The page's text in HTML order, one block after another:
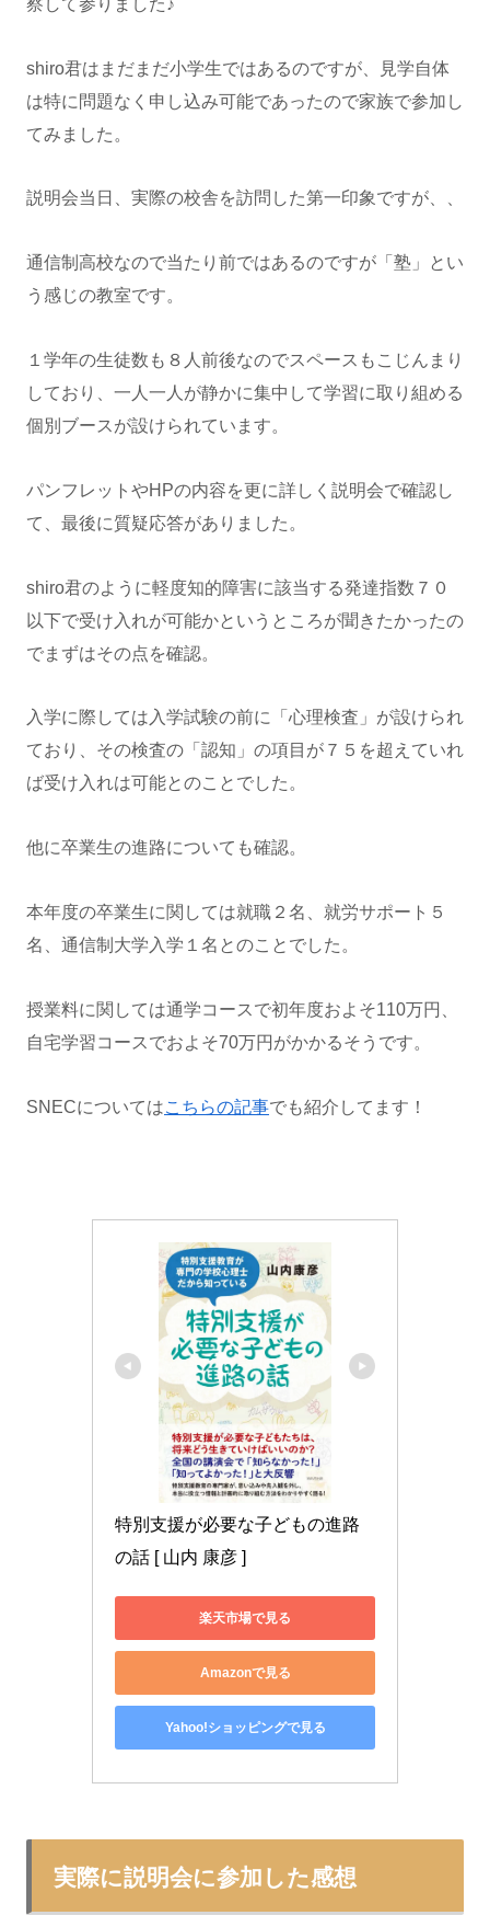
shiro君はまだまだ小学生ではあるのですが、見学自体
は特に問題なく申し込み可能であったので家族で参加し
てみました。
説明会当日、実際の校舎を訪問した第一印象ですが、、
通信制高校なので当たり前ではあるのですが「塾」とい
う感じの教室です。
１学年の生徒数も８人前後なのでスペースもこじんまり
しており、一人一人が静かに集中して学習に取り組める
個別ブースが設けられています。
パンフレットやHPの内容を更に詳しく説明会で確認し
て、最後に質疑応答がありました。
shiro君のように軽度知的障害に該当する発達指数７０
以下で受け入れが可能かというところが聞きたかったの
でまずはその点を確認。
入学に際しては入学試験の前に「心理検査」が設けられ
ており、その検査の「認知」の項目が７５を超えていれ
ば受け入れは可能とのことでした。
他に卒業生の進路についても確認。
本年度の卒業生に関しては就職２名、就労サポート５
名、通信制大学入学１名とのことでした。
授業料に関しては通学コースで初年度およそ110万円、
自宅学習コースでおよそ70万円がかかるそうです。
SNECについてはこちらの記事でも紹介してます！
特別支援が必要な子どもの進路
の話 [ 山内 康彦 ]
楽天市場で見る
Amazonで見る
Yahoo!ショッピングで見る
実際に説明会に参加した感想